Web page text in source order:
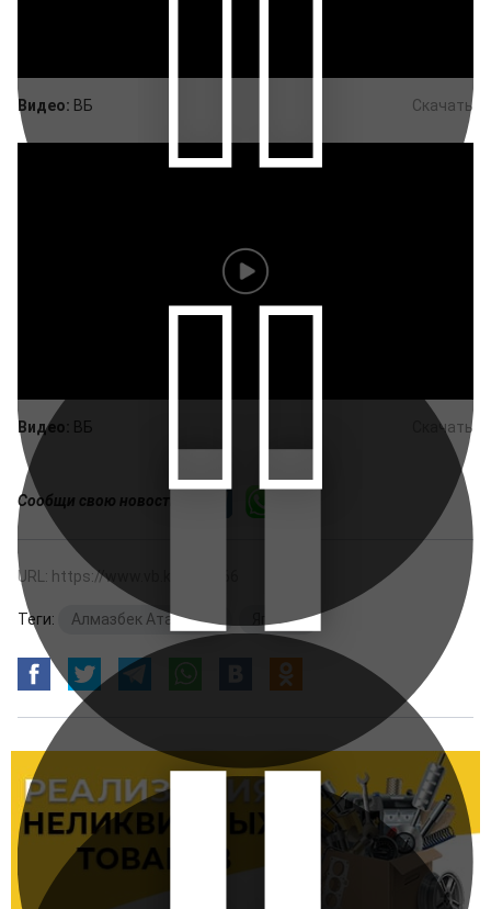
Скачать
Видео: ВБ
Скачать
Видео: ВБ
Сообщи свою новость:
URL: https://www.vb.kg/280566
Теги: Алмазбек Атамбаев Япония